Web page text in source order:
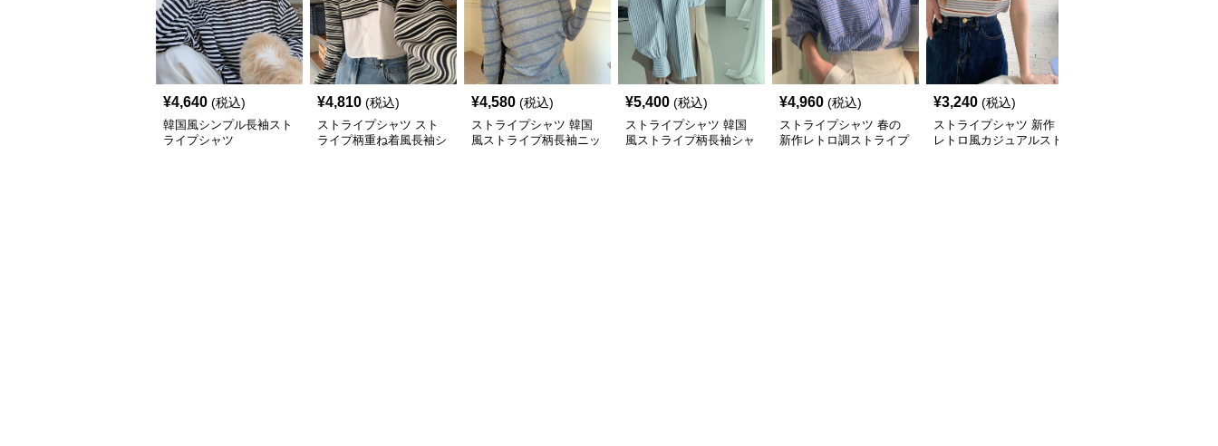
¥4,640 (税込)
韓国風シンプル長袖スト
ライプシャツ
¥4,810 (税込)
ストライプシャツ スト
ライプ柄重ね着風長袖シ
¥4,580 (税込)
ストライプシャツ 韓国
風ストライプ柄長袖ニッ
¥5,400 (税込)
ストライプシャツ 韓国
風ストライプ柄長袖シャ
¥4,960 (税込)
ストライプシャツ 春の
新作レトロ調ストライプ
¥3,240 (税込)
ストライプシャツ 新作
レトロ風カジュアルスト